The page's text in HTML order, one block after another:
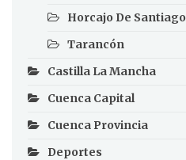
Horcajo De Santiago
Tarancón
Castilla La Mancha
Cuenca Capital
Cuenca Provincia
Deportes